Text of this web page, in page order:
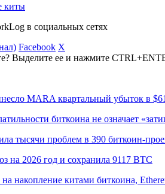
киты
в социальных сетях
Facebook X
Выделите ее и нажмите
MARA квартальный убыток в
биткоина не означает
тысячи проблем в 390 биткоин-
на 2026 год и сохранила 9117 BTC
накопление китами биткоина,